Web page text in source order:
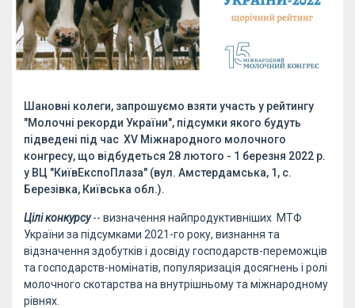
Шановні колеги, запрошуємо взяти участь у рейтингу
"Молочні рекорди України", підсумки якого будуть
підведені під час XV Міжнародного молочного
конгресу, що відбудеться 28 лютого - 1 березня 2022 р.
у ВЦ "КиївЕкспоПлаза" (вул. Амстердамська, 1, с.
Березівка, Київська обл.).
Цілі конкурсу-- визначення найпродуктивніших МТФ
України за підсумками 2021-го року, визнання та
відзначення здобутків і досвіду господарств-переможців
та господарств-номінатів, популяризація досягнень і ролі
молочного скотарства на внутрішньому та міжнародному
рівнях.